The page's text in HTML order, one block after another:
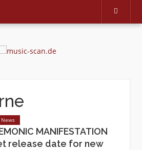
News
MANIFESTATION
release date for new